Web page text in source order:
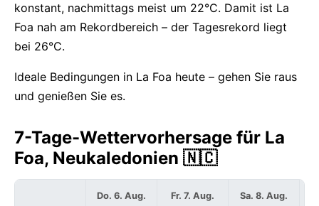
konstant, nachmittags meist um 22°C. Damit ist La
Foa nah am Rekordbereich – der Tagesrekord liegt
bei 26°C.
Ideale Bedingungen in La Foa heute – gehen Sie raus
und genießen Sie es.
7-Tage-Wettervorhersage für La
Foa, Neukaledonien 🇳🇨
Do. 6. Aug. Fr. 7. Aug. Sa. 8. Aug.